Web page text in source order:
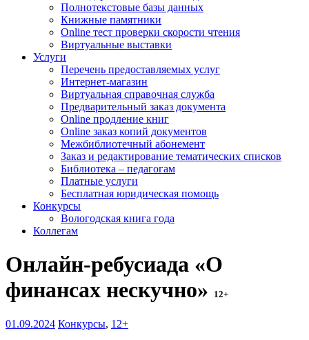
Полнотекстовые базы данных
Книжные памятники
Online тест проверки скорости чтения
Виртуальные выставки
Услуги
Перечень предоставляемых услуг
Интернет-магазин
Виртуальная справочная служба
Предварительный заказ документа
Online продление книг
Online заказ копий документов
Межбиблиотечный абонемент
Заказ и редактирование тематических списков
Библиотека – педагогам
Платные услуги
Бесплатная юридическая помощь
Конкурсы
Вологодская книга года
Коллегам
Онлайн-ребусиада «О
финансах нескучно»
12+
01.09.2024 Конкурсы, 12+